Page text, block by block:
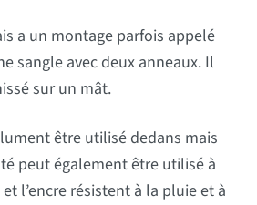
a un montage parfois appelé
sangle avec deux anneaux. Il
sur un mât.
être utilisé dedans mais
peut également être utilisé à
et l’encre résistent à la pluie et à